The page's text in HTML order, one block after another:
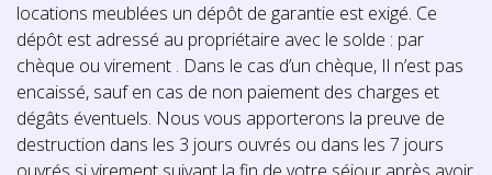
locations meublées un dépôt de garantie est exigé. Ce
dépôt est adressé au propriétaire avec le solde : par
chèque ou virement . Dans le cas d’un chèque, Il n’est pas
encaissé, sauf en cas de non paiement des charges et
dégâts éventuels. Nous vous apporterons la preuve de
destruction dans les 3 jours ouvrés ou dans les 7 jours